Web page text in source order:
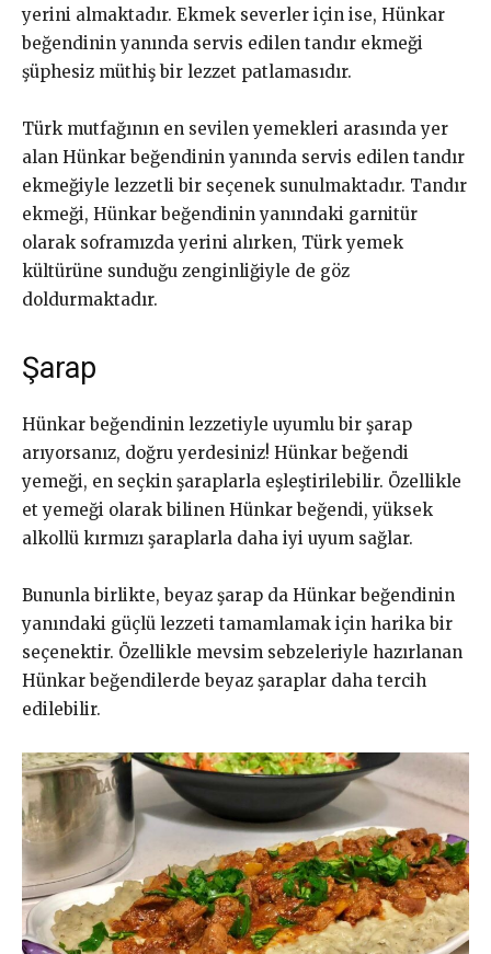
yerini almaktadır. Ekmek severler için ise, Hünkar
beğendinin yanında servis edilen tandır ekmeği
şüphesiz müthiş bir lezzet patlamasıdır.
Türk mutfağının en sevilen yemekleri arasında yer
alan Hünkar beğendinin yanında servis edilen tandır
ekmeğiyle lezzetli bir seçenek sunulmaktadır. Tandır
ekmeği, Hünkar beğendinin yanındaki garnitür
olarak soframızda yerini alırken, Türk yemek
kültürüne sunduğu zenginliğiyle de göz
doldurmaktadır.
Şarap
Hünkar beğendinin lezzetiyle uyumlu bir şarap
arıyorsanız, doğru yerdesiniz! Hünkar beğendi
yemeği, en seçkin şaraplarla eşleştirilebilir. Özellikle
et yemeği olarak bilinen Hünkar beğendi, yüksek
alkollü kırmızı şaraplarla daha iyi uyum sağlar.
Bununla birlikte, beyaz şarap da Hünkar beğendinin
yanındaki güçlü lezzeti tamamlamak için harika bir
seçenektir. Özellikle mevsim sebzeleriyle hazırlanan
Hünkar beğendilerde beyaz şaraplar daha tercih
edilebilir.